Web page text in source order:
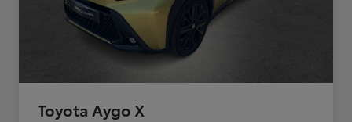
Toyota Aygo X